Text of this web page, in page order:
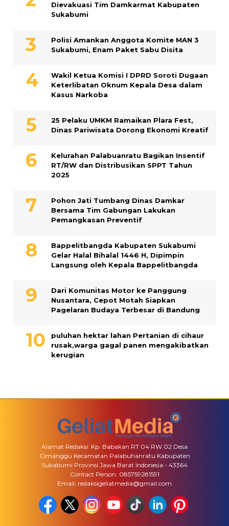
Dievakuasi Tim Damkarmat Kabupaten
Sukabumi
Polisi Amankan Anggota Komite MAN 3
Sukabumi, Enam Paket Sabu Disita
Wakil Ketua Komisi I DPRD Soroti Dugaan
Keterlibatan Oknum Kepala Desa dalam
Kasus Narkoba
25 Pelaku UMKM Ramaikan Plara Fest,
Dinas Pariwisata Dorong Ekonomi Kreatif
Kelurahan Palabuanratu Bagikan Insentif
RT/RW dan Distribusikan SPPT Tahun
2025
Pohon Jati Tumbang Dinas Damkar
Bersama Tim Gabungan Lakukan
Pemangkasan Preventif
Bappelitbangda Kabupaten Sukabumi
Gelar Halal Bihalal 1446 H, Dipimpin
Langsung oleh Kepala Bappelitbangda
Dari Komunitas Motor ke Panggung
Nusantara, Cepot Motah Siapkan
Pagelaran Budaya Terbesar di Bandung
puluhan hektar lahan Pertanian di cihaur
rusak,warga gagal panen mengakibatkan
kerugian
Alamat Redaksi: Kp. Babakan RT 04 RW 02 Desa
Cimanggu Kecamatan Palabuhanratu Kabupaten
Sukabumi Provinsi Jawa Barat Indonesia - 43364
Contact Person: 085759281591
Email: redaksigeliatmedia@gmail.com